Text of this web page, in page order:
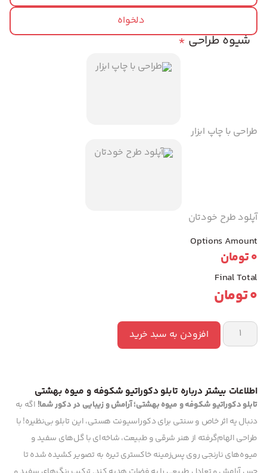
دلخواه
*شیوه طراحی
طراحی با چاپ ابزار
آپلود طرح خودتان
Options Amount
0تومان
Final Total
0تومان
افزودن به سبد خرید
اطلاعات بیشتر درباره تابلو دکوراتیو شکوفه و میوه بهشتی
تابلو دکوراتیو شکوفه و میوه بهشتی؛ آرامش و زیبایی در دکور شما! اگه به
دنبال یه اثر خاص و سنتی برای دکوراسیونت هستی، این تابلو بی‌نظیره! با
طراحی الهام‌گرفته از هنر شرقی و طبیعت، شاخه‌ای با گل‌های سفید و
میوه‌های نارنجی روی پس‌زمینه خاکستری تیره به تصویر کشیده شده تا